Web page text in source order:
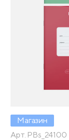
Магазин
Арт. PBs_24100